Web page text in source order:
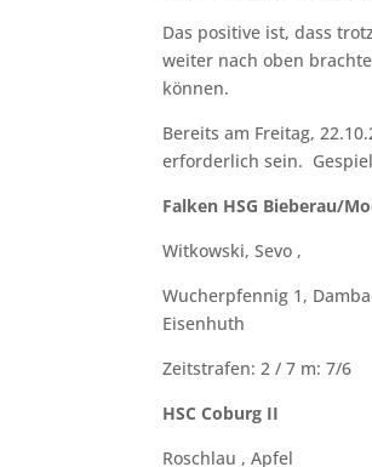
Das positive ist, dass
weiter nach oben
können.
Bereits am Freitag,
erforderlich sein.
Falken HSG Bieberau/
Witkowski, Sevo ,
Wucherpfennig 1,
Eisenhuth
Zeitstrafen: 2 / 7 m: 7/6
HSC Coburg II
Roschlau , Apfel